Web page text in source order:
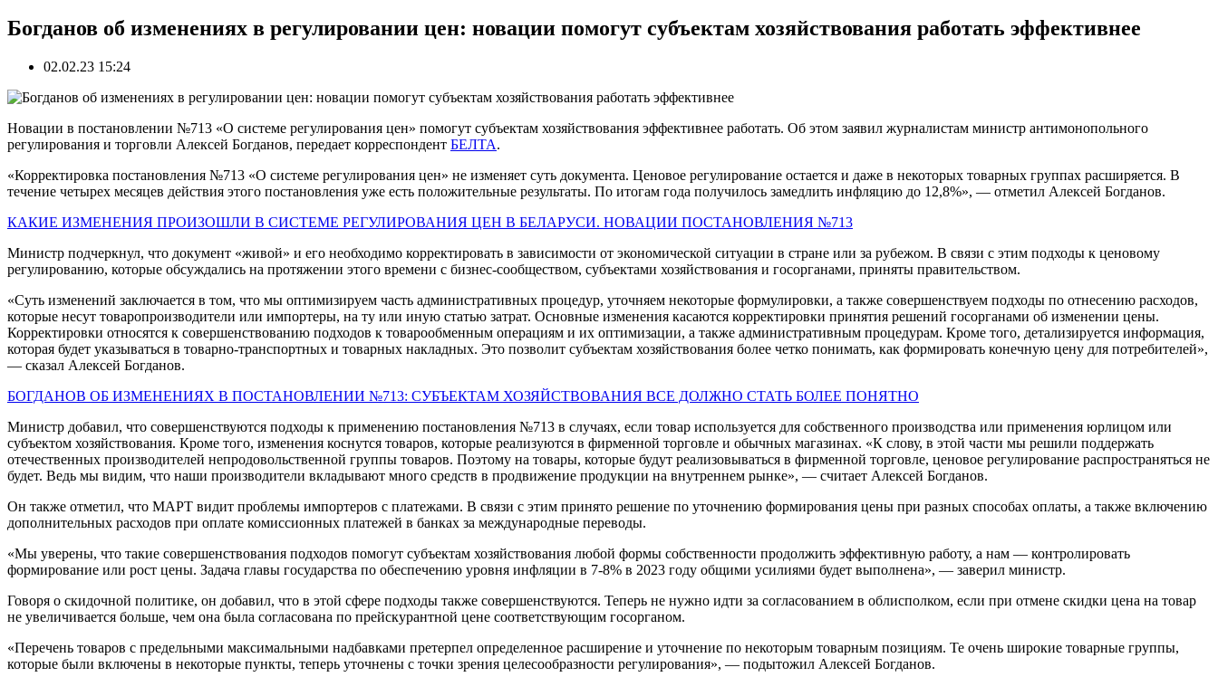
Богданов об изменениях в регулировании цен: новации помогут субъектам хозяйствования работать эффективнее
02.02.23 15:24
Новации в постановлении №713 «О системе регулирования цен» помогут субъектам хозяйствования эффективнее работать. Об этом заявил журналистам министр антимонопольного
регулирования и торговли Алексей Богданов, передает корреспондент БЕЛТА.
«Корректировка постановления №713 «О системе регулирования цен» не изменяет суть документа. Ценовое регулирование остается и даже в некоторых товарных группах расширяется. В
течение четырех месяцев действия этого постановления уже есть положительные результаты. По итогам года получилось замедлить инфляцию до 12,8%», — отметил Алексей Богданов.
КАКИЕ ИЗМЕНЕНИЯ ПРОИЗОШЛИ В СИСТЕМЕ РЕГУЛИРОВАНИЯ ЦЕН В БЕЛАРУСИ. НОВАЦИИ ПОСТАНОВЛЕНИЯ №713
Министр подчеркнул, что документ «живой» и его необходимо корректировать в зависимости от экономической ситуации в стране или за рубежом. В связи с этим подходы к ценовому
регулированию, которые обсуждались на протяжении этого времени с бизнес-сообществом, субъектами хозяйствования и госорганами, приняты правительством.
«Суть изменений заключается в том, что мы оптимизируем часть административных процедур, уточняем некоторые формулировки, а также совершенствуем подходы по отнесению расходов,
которые несут товаропроизводители или импортеры, на ту или иную статью затрат. Основные изменения касаются корректировки принятия решений госорганами об изменении цены.
Корректировки относятся к совершенствованию подходов к товарообменным операциям и их оптимизации, а также административным процедурам. Кроме того, детализируется информация,
которая будет указываться в товарно-транспортных и товарных накладных. Это позволит субъектам хозяйствования более четко понимать, как формировать конечную цену для потребителей»,
— сказал Алексей Богданов.
БОГДАНОВ ОБ ИЗМЕНЕНИЯХ В ПОСТАНОВЛЕНИИ №713: СУБЪЕКТАМ ХОЗЯЙСТВОВАНИЯ ВСЕ ДОЛЖНО СТАТЬ БОЛЕЕ ПОНЯТНО
Министр добавил, что совершенствуются подходы к применению постановления №713 в случаях, если товар используется для собственного производства или применения юрлицом или
субъектом хозяйствования. Кроме того, изменения коснутся товаров, которые реализуются в фирменной торговле и обычных магазинах. «К слову, в этой части мы решили поддержать
отечественных производителей непродовольственной группы товаров. Поэтому на товары, которые будут реализовываться в фирменной торговле, ценовое регулирование распространяться не
будет. Ведь мы видим, что наши производители вкладывают много средств в продвижение продукции на внутреннем рынке», — считает Алексей Богданов.
Он также отметил, что МАРТ видит проблемы импортеров с платежами. В связи с этим принято решение по уточнению формирования цены при разных способах оплаты, а также включению
дополнительных расходов при оплате комиссионных платежей в банках за международные переводы.
«Мы уверены, что такие совершенствования подходов помогут субъектам хозяйствования любой формы собственности продолжить эффективную работу, а нам — контролировать
формирование или рост цены. Задача главы государства по обеспечению уровня инфляции в 7-8% в 2023 году общими усилиями будет выполнена», — заверил министр.
Говоря о скидочной политике, он добавил, что в этой сфере подходы также совершенствуются. Теперь не нужно идти за согласованием в облисполком, если при отмене скидки цена на товар
не увеличивается больше, чем она была согласована по прейскурантной цене соответствующим госорганом.
«Перечень товаров с предельными максимальными надбавками претерпел определенное расширение и уточнение по некоторым товарным позициям. Те очень широкие товарные группы,
которые были включены в некоторые пункты, теперь уточнены с точки зрения целесообразности регулирования», — подытожил Алексей Богданов.